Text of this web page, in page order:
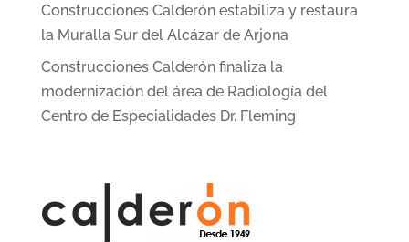
Construcciones Calderón estabiliza y restaura
la Muralla Sur del Alcázar de Arjona
Construcciones Calderón finaliza la
modernización del área de Radiología del
Centro de Especialidades Dr. Fleming